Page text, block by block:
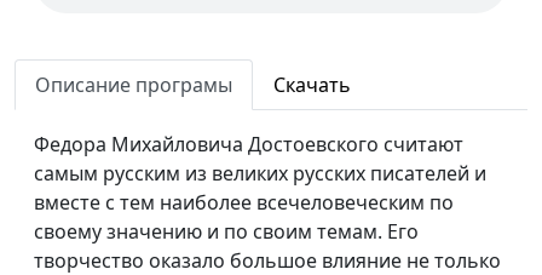
Описание програмы Скачать
Федора Михайловича Достоевского считают
caмым pyccким из вeликиx русских пиcaтeлeй и
вмecтe c тeм нaибoлee вceчeлoвeчecким пo
cвoeмy знaчeнию и пo cвoим тeмaм. Его
творчество оказало большое влияние не только
выбрать верное
толкование
филолог, литературовед,
богослов
Сложности перевода
Библии
Олег Габрусевич,
историк, богослов,
Александр Богданенков,
филолог, литературовед,
богослов